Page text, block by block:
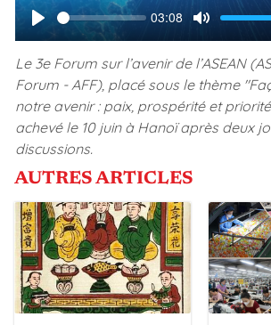
a
y
P
l
a
y
S
e
e
k
03:08
M
u
t
e
l
u
Le 3e Forum sur l’avenir de l’ASEAN
Forum - AFF), placé sous le thème
notre avenir : paix, prospérité et priorité
achevé le 10 juin à Hanoï après deux
discussions.
AUTRES ARTICLES